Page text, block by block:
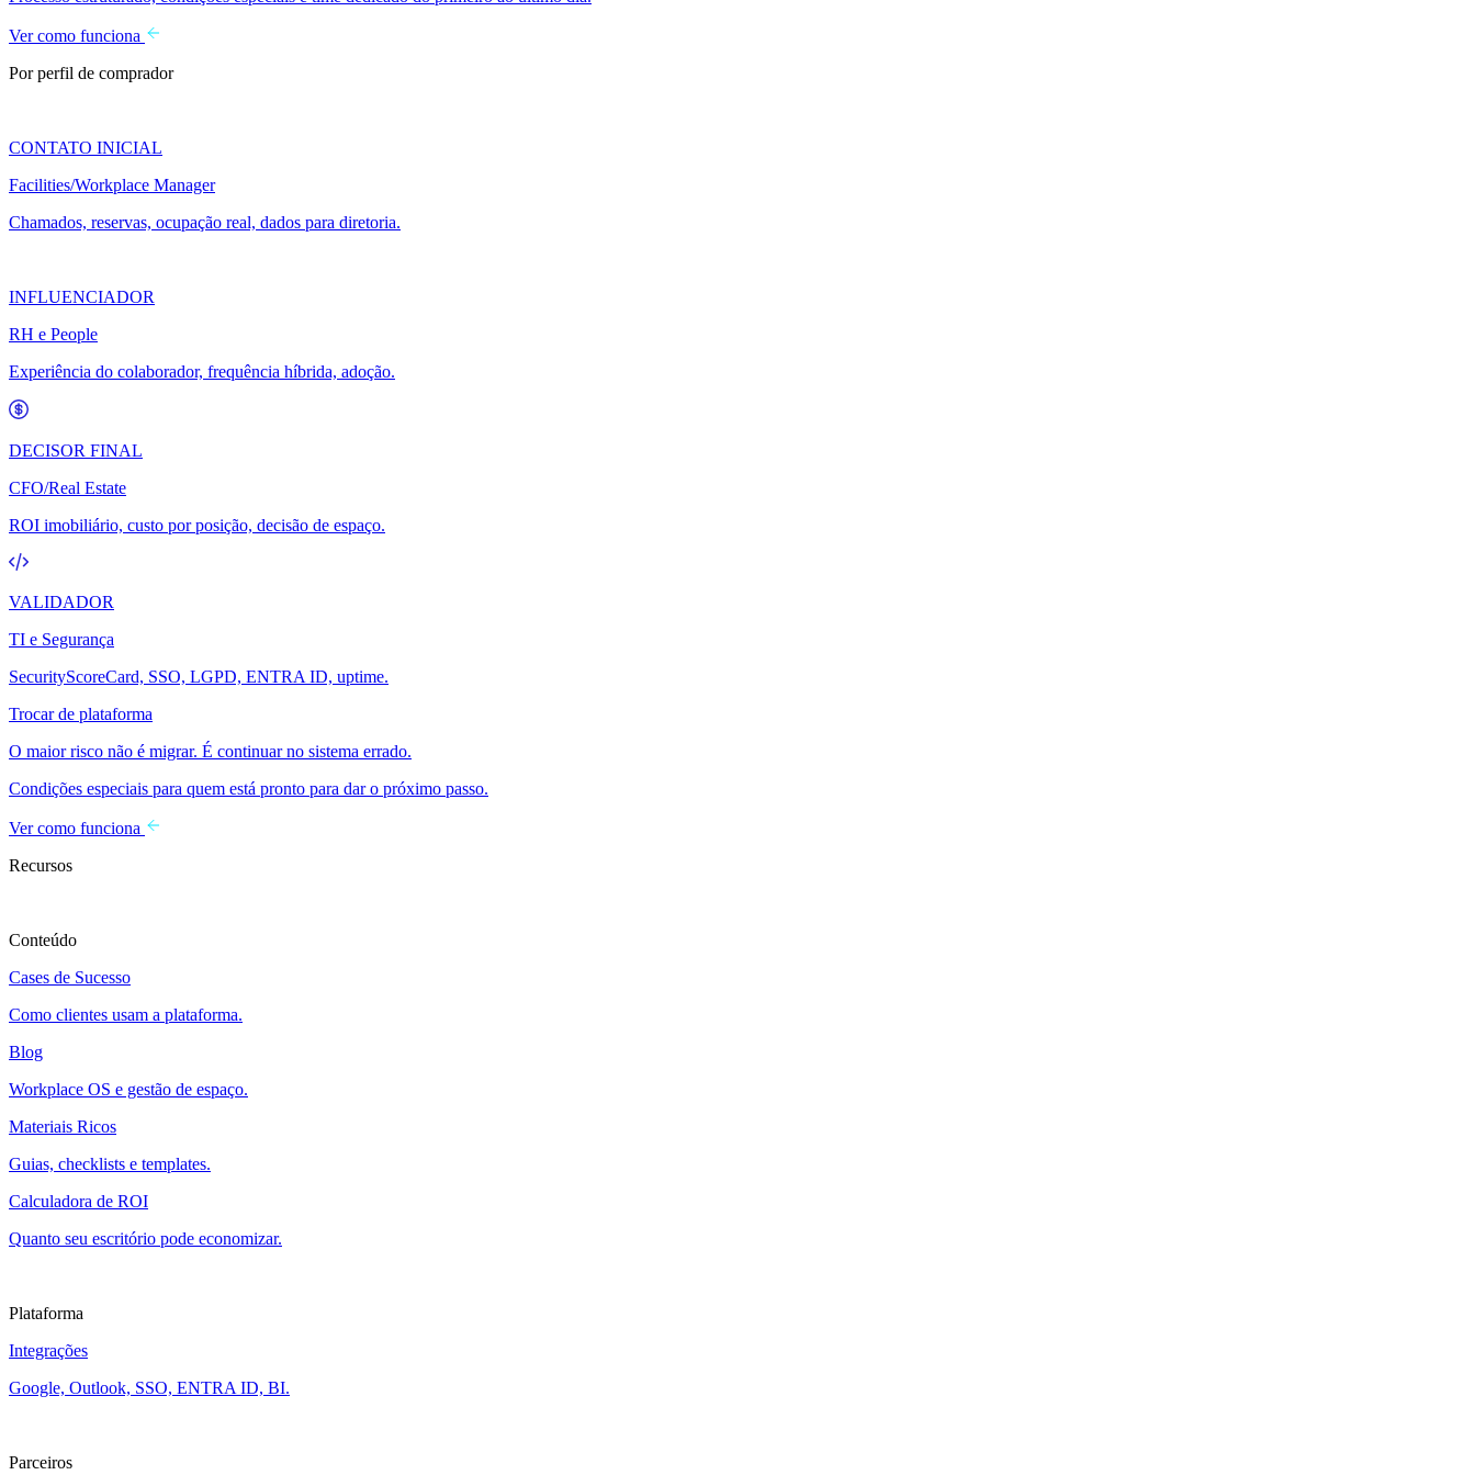
Ver como funciona
Por perfil de comprador
CONTATO INICIAL
Facilities/Workplace Manager
Chamados, reservas, ocupação real, dados para diretoria.
INFLUENCIADOR
RH e People
Experiência do colaborador, frequência híbrida, adoção.
DECISOR FINAL
CFO/Real Estate
ROI imobiliário, custo por posição, decisão de espaço.
VALIDADOR
TI e Segurança
SecurityScoreCard, SSO, LGPD, ENTRA ID, uptime.
Trocar de plataforma
O maior risco não é migrar. É continuar no sistema errado.
Condições especiais para quem está pronto para dar o próximo passo.
Ver como funciona
Recursos
Conteúdo
Cases de Sucesso
Como clientes usam a plataforma.
Blog
Workplace OS e gestão de espaço.
Materiais Ricos
Guias, checklists e templates.
Calculadora de ROI
Quanto seu escritório pode economizar.
Plataforma
Integrações
Google, Outlook, SSO, ENTRA ID, BI.
Parceiros